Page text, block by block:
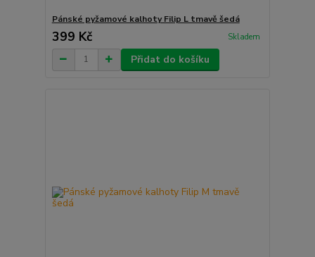
Pánské pyžamové kalhoty Filip L tmavě šedá
399 Kč Skladem
Přidat do košíku